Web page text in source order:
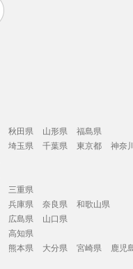
秋田県 山形県
福島県
埼玉県 千葉県 東京都
神奈
三重県
兵庫県 奈良県
和歌山県
広島県
山口県
高知県
熊本県 大分県 宮崎県
鹿児